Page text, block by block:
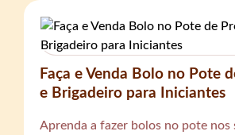
Faça e Venda Bolo no Pote
e Brigadeiro para Iniciantes
Aprenda a fazer bolos no pote nos